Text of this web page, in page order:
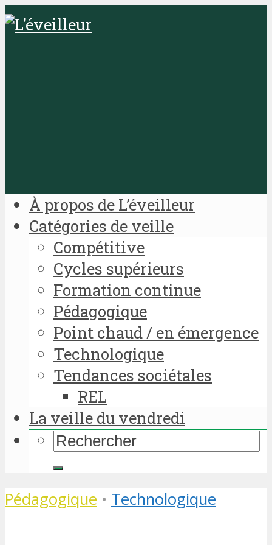
À propos de L’éveilleur
Catégories de veille
Compétitive
Cycles supérieurs
Formation continue
Pédagogique
Point chaud / en émergence
Technologique
Tendances sociétales
REL
La veille du vendredi
Pédagogique • Technologique